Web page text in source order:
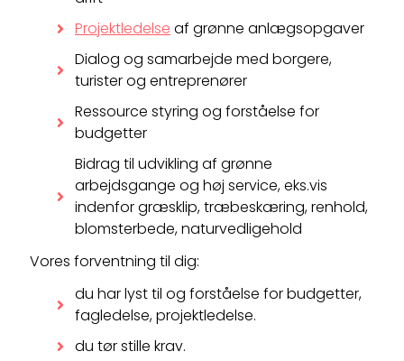
Projektledelse af grønne anlægsopgaver
Dialog og samarbejde med borgere,
turister og entreprenører
Ressource styring og forståelse for
budgetter
Bidrag til udvikling af grønne
arbejdsgange og høj service, eks.vis
indenfor græsklip, træbeskæring, renhold,
blomsterbede, naturvedligehold
Vores forventning til dig:
du har lyst til og forståelse for budgetter,
fagledelse, projektledelse.
du tør stille krav.